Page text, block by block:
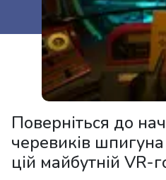
Поверніться до
черевиків шпигуна
цій майбутній VR-